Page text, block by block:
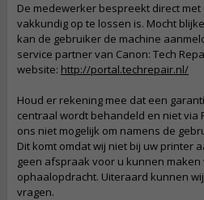
De medewerker bespreekt direct
vakkundig op te lossen is. Mocht
kan de gebruiker de machine
service partner van Canon: Tech
website: http://portal.techrepair.nl/
Houd er rekening mee dat een
centraal wordt behandeld en niet via
ons niet mogelijk om namens de
Dit komt omdat wij niet bij uw printer
geen afspraak voor u kunnen
ophaalopdracht. Uiteraard kunnen
vragen.